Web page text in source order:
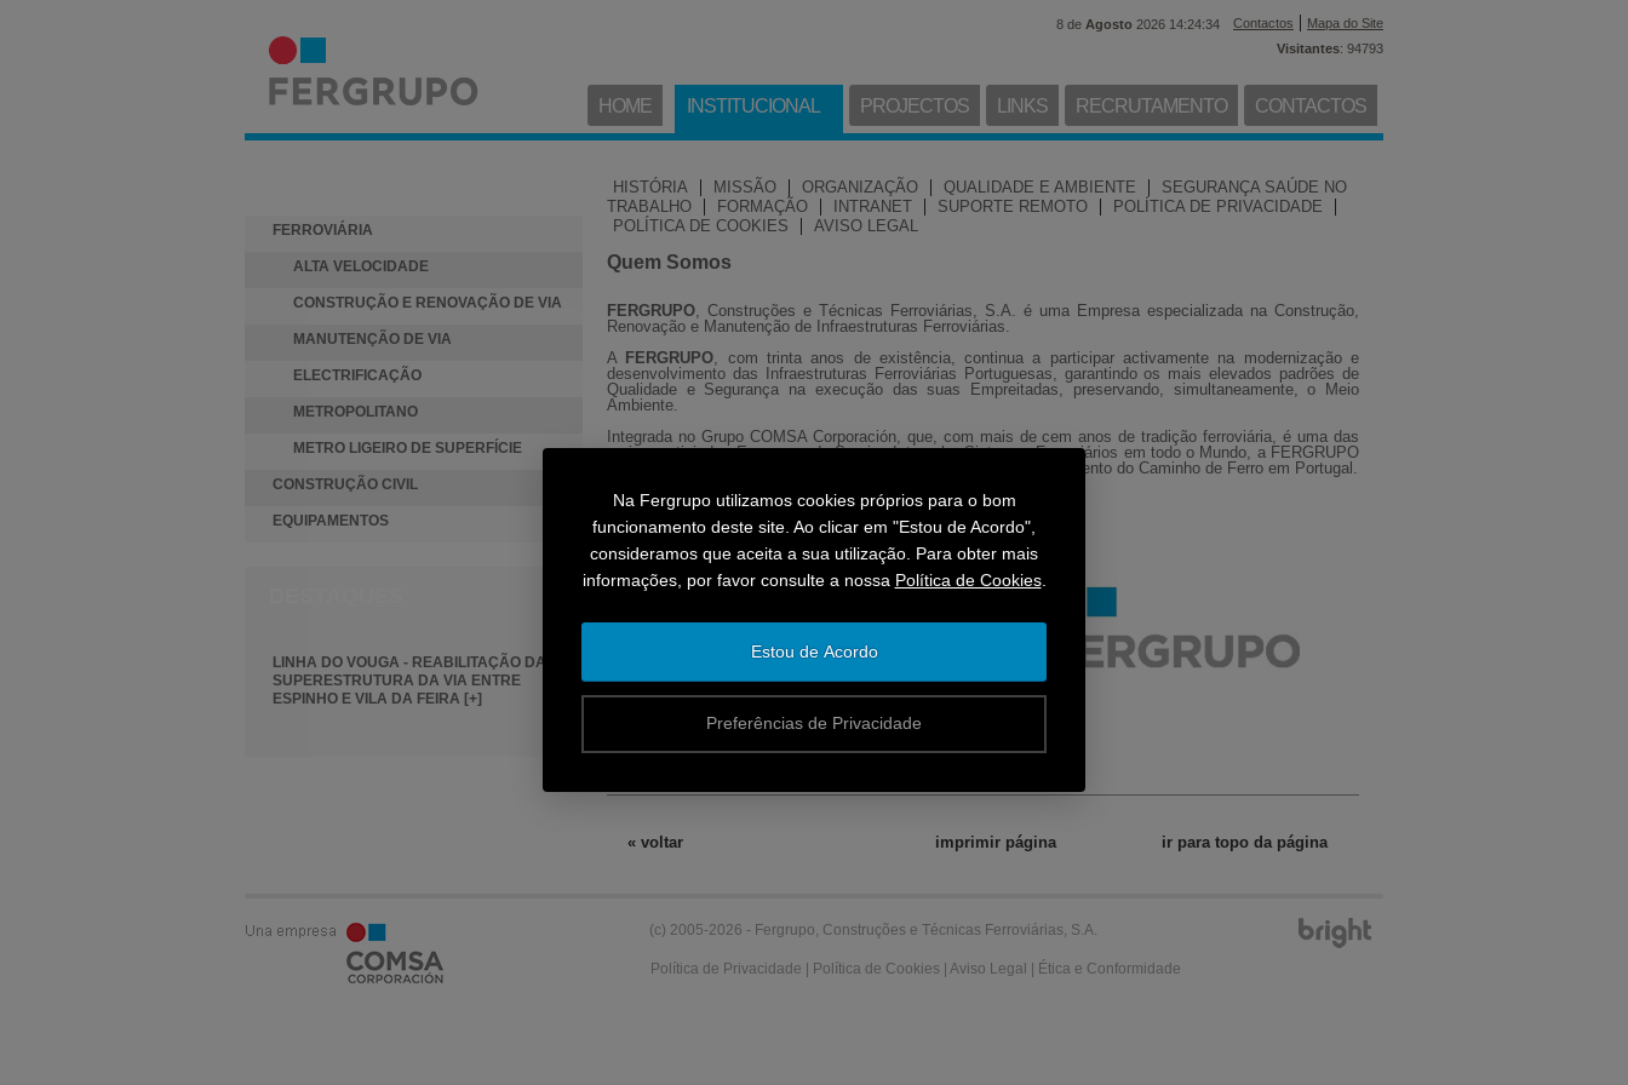
HOME INSTITUCIONAL PROJECTOS LINKS RECRUTAMENTO CONTACTOS
8 de Agosto 2026 14:24:34
Visitantes: 94793
Contactos | Mapa do Site
FERROVIÁRIA
ALTA VELOCIDADE
CONSTRUÇÃO E RENOVAÇÃO DE VIA
MANUTENÇÃO DE VIA
ELECTRIFICAÇÃO
METROPOLITANO
METRO LIGEIRO DE SUPERFÍCIE
CONSTRUÇÃO CIVIL
EQUIPAMENTOS
LINHA DO VOUGA - REABILITAÇÃO DA
SUPERESTRUTURA DA VIA ENTRE
ESPINHO E VILA DA FEIRA [+]
HISTÓRIA | MISSÃO | ORGANIZAÇÃO | QUALIDADE E AMBIENTE |
SEGURANÇA SAÚDE NO
TRABALHO
| FORMAÇÃO | INTRANET | SUPORTE REMOTO | POLÍTICA DE PRIVACIDADE |
POLÍTICA DE COOKIES | AVISO LEGAL
Quem Somos
FERGRUPO, Construções e Técnicas Ferroviárias, S.A. é uma Empresa especializada na Construção,
Renovação e Manutenção de Infraestruturas Ferroviárias.
A FERGRUPO, com trinta anos de existência, continua a participar activamente na modernização e
desenvolvimento das Infraestruturas Ferroviárias Portuguesas, garantindo os mais elevados padrões de
Qualidade e Segurança na execução das suas Empreitadas, preservando, simultaneamente, o Meio
Ambiente.
Integrada no Grupo COMSA Corporación, que, com mais de cem anos de tradição ferroviária, é uma das
mais prestigiadas Empresas de Serviço Integral a Sistemas Ferroviários em todo o Mundo, a FERGRUPO
representa hoje um parceiro activo e empreendedor no desenvolvimento do Caminho de Ferro em Portugal.
« voltar imprimir página ir para topo da página
(c) 2005-2026 - Fergrupo, Construções e Técnicas Ferroviárias, S.A.
Política de Privacidade | Política de Cookies | Aviso Legal Ética e Conformidade
Na Fergrupo utilizamos cookies próprios para o bom
funcionamento deste site. Ao clicar em "Estou de Acordo",
consideramos que aceita a sua utilização. Para obter mais
informações, por favor consulte a nossa Política de Cookies.
Preferências de Privacidade
Estou de Acordo